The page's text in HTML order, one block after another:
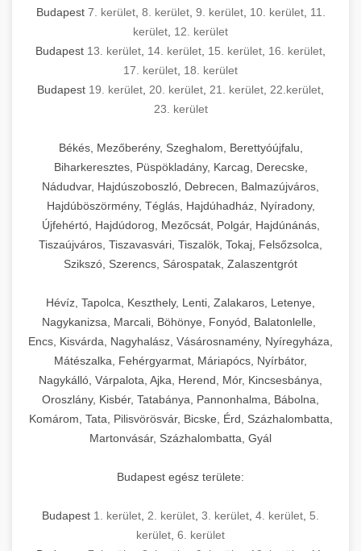
Budapest 7. kerület, 8. kerület, 9. kerület, 10. kerület, 11.
kerület 12. kerület
Budapest 13. kerület 14. kerület 15. kerület 16. kerület
17. kerület 18. kerület
Budapest 19. kerület 20. kerület 21. kerület 22.kerület
23. kerület
Békés, Mezőberény, Szeghalom, Berettyóújfalu,
Biharkeresztes, Püspökladány, Karcag, Derecske,
Nádudvar, Hajdúszoboszló, Debrecen, Balmazújváros,
Hajdúböszörmény, Téglás, Hajdúhadház, Nyíradony,
Újfehértó, Hajdúdorog, Mezőcsát, Polgár, Hajdúnánás,
Tiszaújváros, Tiszavasvári, Tiszalök, Tokaj, Felsőzsolca,
Szikszó, Szerencs, Sárospatak, Zalaszentgrót
Hévíz, Tapolca, Keszthely, Lenti, Zalakaros, Letenye,
Nagykanizsa, Marcali, Böhönye, Fonyód, Balatonlelle,
Encs, Kisvárda, Nagyhalász, Vásárosnamény, Nyíregyháza,
Mátészalka, Fehérgyarmat, Máriapócs, Nyírbátor,
Nagykálló, Várpalota, Ajka, Herend, Mór, Kincsesbánya,
Oroszlány, Kisbér, Tatabánya, Pannonhalma, Bábolna,
Komárom, Tata, Pilisvörösvár, Bicske, Érd, Százhalombatta,
Martonvásár, Százhalombatta, Gyál
Budapest egész területe:
Budapest 1. kerület 2. kerület 3. kerület 4. kerület 5.
kerület 6. kerület